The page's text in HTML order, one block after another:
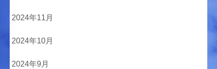
2024年11月
2024年10月
2024年9月